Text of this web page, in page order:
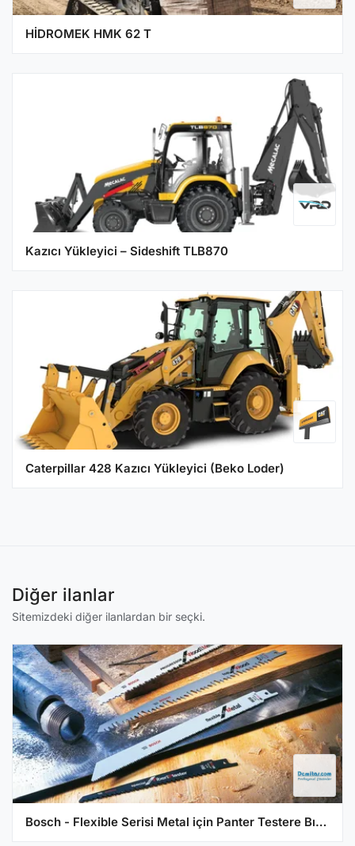
HİDROMEK HMK 62 T
Kazıcı Yükleyici – Sideshift TLB870
Caterpillar 428 Kazıcı Yükleyici (Beko Loder)
Diğer ilanlar
Sitemizdeki diğer ilanlardan bir seçki.
Bosch - Flexible Serisi Metal için Panter Testere Bıçağı S 922 EF - 2'li